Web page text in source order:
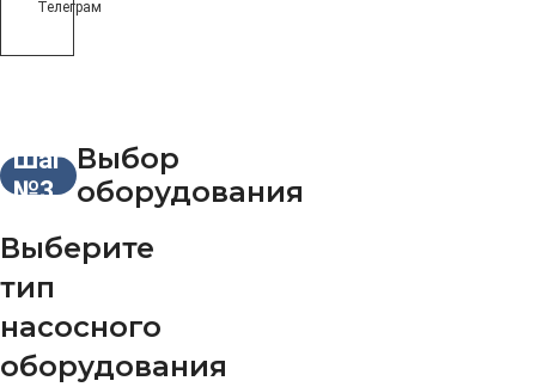
Телеграм
Шаг
№3
Выбор
оборудования
Выберите
тип
насосного
оборудования